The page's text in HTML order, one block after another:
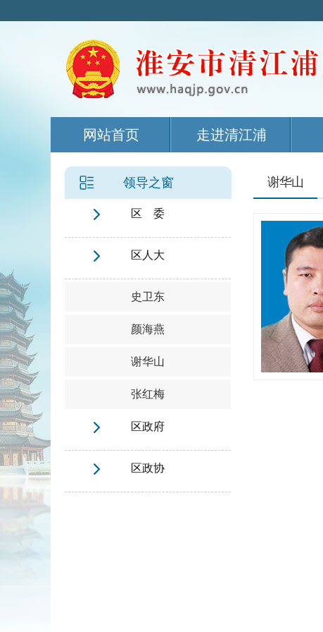
网站首页 走进清江浦
领导之窗
区 委
区人大
史卫东
颜海燕
谢华山
张红梅
区政府
区政协
谢华山